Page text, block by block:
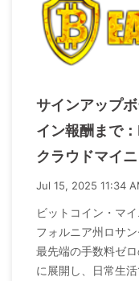
サインアップ
イン報酬まで
クラウドマイ
Jul 15, 2025 11:34
ビットコイン・マ
フォルニア州ロサ
最先端の手数料ゼ
に展開し、日常生